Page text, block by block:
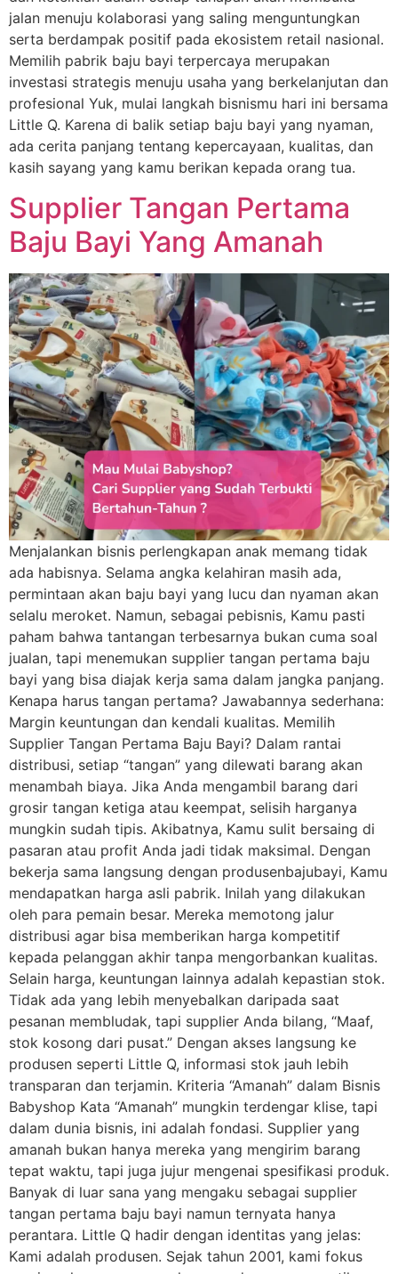
jalan menuju kolaborasi yang saling menguntungkan
serta berdampak positif pada ekosistem retail nasional.
Memilih pabrik baju bayi terpercaya merupakan
investasi strategis menuju usaha yang berkelanjutan dan
profesional Yuk, mulai langkah bisnismu hari ini bersama
Little Q. Karena di balik setiap baju bayi yang nyaman,
ada cerita panjang tentang kepercayaan, kualitas, dan
kasih sayang yang kamu berikan kepada orang tua.
Supplier Tangan Pertama
Baju Bayi Yang Amanah
Menjalankan bisnis perlengkapan anak memang tidak
ada habisnya. Selama angka kelahiran masih ada,
permintaan akan baju bayi yang lucu dan nyaman akan
selalu meroket. Namun, sebagai pebisnis, Kamu pasti
paham bahwa tantangan terbesarnya bukan cuma soal
jualan, tapi menemukan supplier tangan pertama baju
bayi yang bisa diajak kerja sama dalam jangka panjang.
Kenapa harus tangan pertama? Jawabannya sederhana:
Margin keuntungan dan kendali kualitas. Memilih
Supplier Tangan Pertama Baju Bayi? Dalam rantai
distribusi, setiap “tangan” yang dilewati barang akan
menambah biaya. Jika Anda mengambil barang dari
grosir tangan ketiga atau keempat, selisih harganya
mungkin sudah tipis. Akibatnya, Kamu sulit bersaing di
pasaran atau profit Anda jadi tidak maksimal. Dengan
bekerja sama langsung dengan produsenbajubayi, Kamu
mendapatkan harga asli pabrik. Inilah yang dilakukan
oleh para pemain besar. Mereka memotong jalur
distribusi agar bisa memberikan harga kompetitif
kepada pelanggan akhir tanpa mengorbankan kualitas.
Selain harga, keuntungan lainnya adalah kepastian stok.
Tidak ada yang lebih menyebalkan daripada saat
pesanan membludak, tapi supplier Anda bilang, “Maaf,
stok kosong dari pusat.” Dengan akses langsung ke
produsen seperti Little Q, informasi stok jauh lebih
transparan dan terjamin. Kriteria “Amanah” dalam Bisnis
Babyshop Kata “Amanah” mungkin terdengar klise, tapi
dalam dunia bisnis, ini adalah fondasi. Supplier yang
amanah bukan hanya mereka yang mengirim barang
tepat waktu, tapi juga jujur mengenai spesifikasi produk.
Banyak di luar sana yang mengaku sebagai supplier
tangan pertama baju bayi namun ternyata hanya
perantara. Little Q hadir dengan identitas yang jelas:
Kami adalah produsen. Sejak tahun 2001, kami fokus